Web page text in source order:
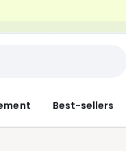
& Maison
Best-sellers